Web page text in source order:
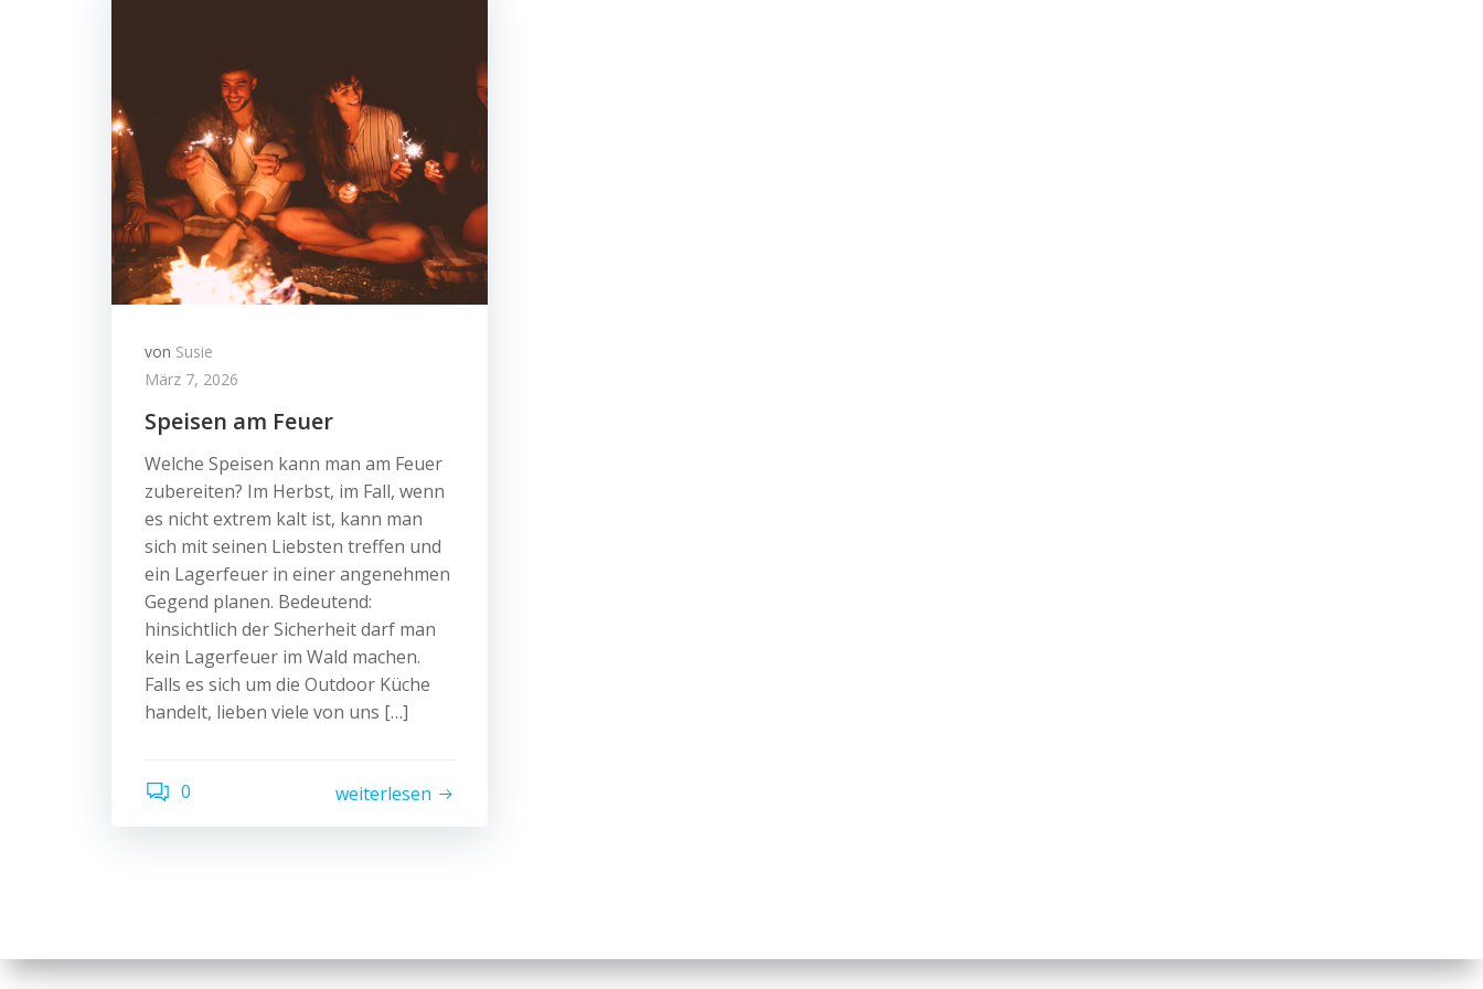
von Susie
März 7, 2026
Speisen am Feuer
Welche Speisen kann man am Feuer
zubereiten? Im Herbst, im Fall, wenn
es nicht extrem kalt ist, kann man
sich mit seinen Liebsten treffen und
ein Lagerfeuer in einer angenehmen
Gegend planen. Bedeutend:
hinsichtlich der Sicherheit darf man
kein Lagerfeuer im Wald machen.
Falls es sich um die Outdoor Küche
handelt, lieben viele von uns […]
0 weiterlesen